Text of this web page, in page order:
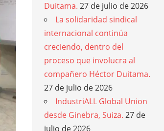
Duitama. 27 de julio de 2026
La solidaridad sindical
internacional continúa
creciendo, dentro del
proceso que involucra al
compañero Héctor Duitama.
27 de julio de 2026
IndustriALL Global Union
desde Ginebra, Suiza. 27 de
julio de 2026